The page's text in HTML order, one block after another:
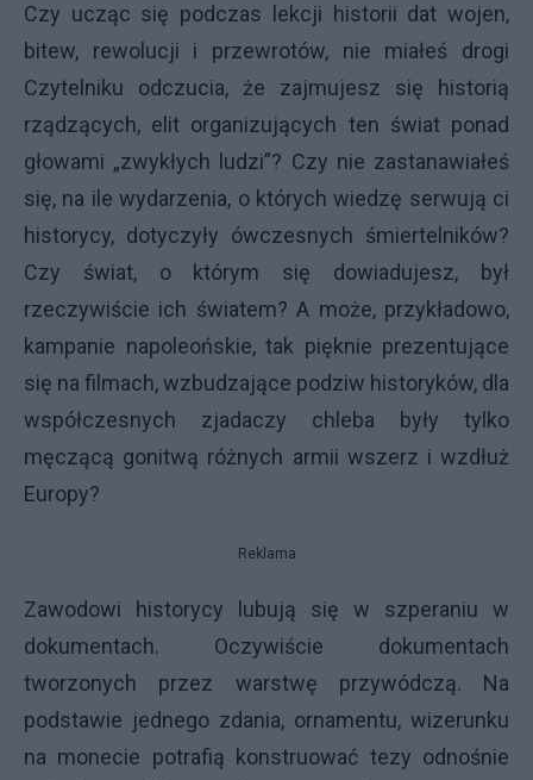
Czy ucząc się podczas lekcji historii dat wojen,
bitew, rewolucji i przewrotów, nie miałeś drogi
Czytelniku odczucia, że zajmujesz się historią
rządzących, elit organizujących ten świat ponad
głowami „zwykłych ludzi”? Czy nie zastanawiałeś
się, na ile wydarzenia, o których wiedzę serwują ci
historycy, dotyczyły ówczesnych śmiertelników?
Czy świat, o którym się dowiadujesz, był
rzeczywiście ich światem? A może, przykładowo,
kampanie napoleońskie, tak pięknie prezentujące
się na filmach, wzbudzające podziw historyków, dla
współczesnych zjadaczy chleba były tylko
męczącą gonitwą różnych armii wszerz i wzdłuż
Europy?
Reklama
Zawodowi historycy lubują się w szperaniu w
dokumentach. Oczywiście dokumentach
tworzonych przez warstwę przywódczą. Na
podstawie jednego zdania, ornamentu, wizerunku
na monecie potrafią konstruować tezy odnośnie